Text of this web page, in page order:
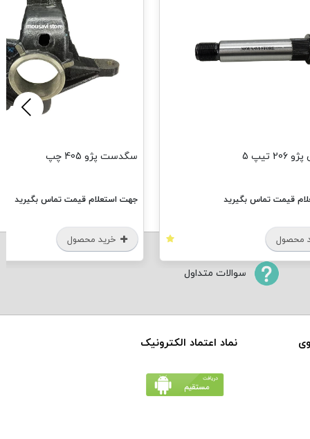
تیپ 5
قیمت تماس بگیرید
محصول
سگدست پژو 405 چپ
جهت استعلام قیمت تماس بگیرید
خرید محصول
سوالات متداول
نماد اعتماد الکترونیک